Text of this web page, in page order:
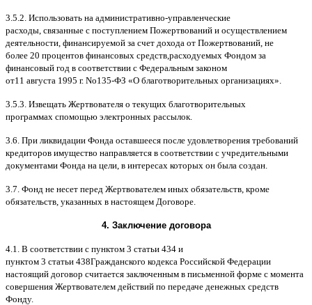
3.5.2. Использовать на административно-управленческие
расходы связанные с поступлением Пожертвований и осуществлением
деятельности финансируемой за счет дохода от Пожертвований не
более 20 процентов финансовых средств расходуемых Фондом за
финансовый год в соответствии с Федеральным законом
от11 августа 1995 г. No135-ФЗ «О благотворительных организациях».
3.5.3. Извещать Жертвователя o текущих благотворительных
программах cпомощью электронных рассылок
3.6. При ликвидации Фонда оставшееся после удовлетворения требований
кредиторов имущество направляется в соответствии с учредительными
документами Фонда на цели в интересах которых он была создан
3.7. Фонд не несет перед Жертвователем иных обязательств кроме
обязательств указанных в настоящем Договоре
4. Заключение договора
4.1. B соответствии с пунктом 3 статьи 434 и
пунктом 3 статьи 438Гражданского кодекса Российской Федерации
настоящий договор считается заключенным в письменной форме c момента
совершения Жертвователем действий по передаче денежных средств
Фонду.